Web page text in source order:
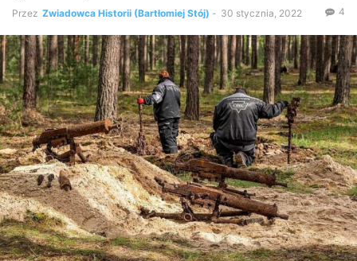
Przez Zwiadowca Historii (Bartłomiej Stój) - 30 stycznia, 2022 4